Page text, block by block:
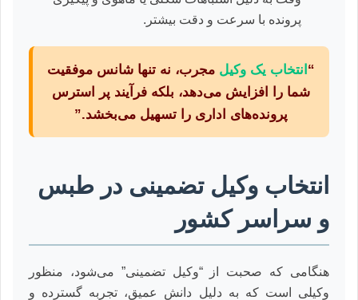
پرونده با سرعت و دقت بیشتر.
“ انتخاب یک وکیل مجرب، نه تنها شانس موفقیت
شما را افزایش می‌دهد، بلکه فرآیند پر استرس
پرونده‌های اداری را تسهیل می‌بخشد.”
انتخاب وکیل تضمینی در طبس
و سراسر کشور
هنگامی که صحبت از “وکیل تضمینی” می‌شود، منظور
وکیلی است که به دلیل دانش عمیق، تجربه گسترده و